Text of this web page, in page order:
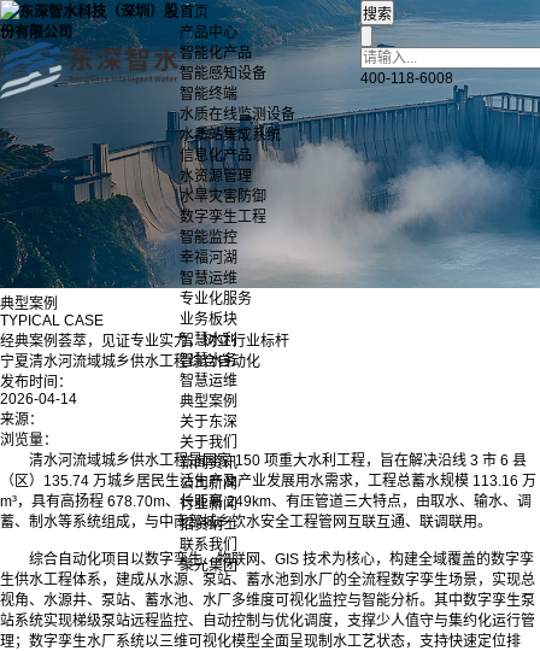
首页
产品中心
智能化产品
智能感知设备
智能终端
水质在线监测设备
水质站集成系统
信息化产品
水资源管理
水旱灾害防御
数字孪生工程
智能监控
幸福河湖
智慧运维
专业化服务
业务板块
智慧水利
智慧水务
智慧运维
典型案例
关于东深
关于我们
新闻资讯
公司新闻
行业新闻
招贤纳士
联系我们
聚光集团
400-118-6008
典型案例
TYPICAL CASE
经典案例荟萃，见证专业实力，树立行业标杆
宁夏清水河流域城乡供水工程综合自动化
发布时间：
2026-04-14
来源：
浏览量：
清水河流域城乡供水工程是国家 150 项重大水利工程，旨在解决沿线 3 市 6 县
（区）135.74 万城乡居民生活生产及产业发展用水需求，工程总蓄水规模 113.16 万
m³，具有高扬程 678.70m、长距离 249km、有压管道三大特点，由取水、输水、调
蓄、制水等系统组成，与中南部城乡饮水安全工程管网互联互通、联调联用。
综合自动化项目以数字孪生、物联网、GIS 技术为核心，构建全域覆盖的数字孪
生供水工程体系，建成从水源、泵站、蓄水池到水厂的全流程数字孪生场景，实现总
视角、水源井、泵站、蓄水池、水厂多维度可视化监控与智能分析。其中数字孪生泵
站系统实现梯级泵站远程监控、自动控制与优化调度，支撑少人值守与集约化运行管
理；数字孪生水厂系统以三维可视化模型全面呈现制水工艺状态，支持快速定位排